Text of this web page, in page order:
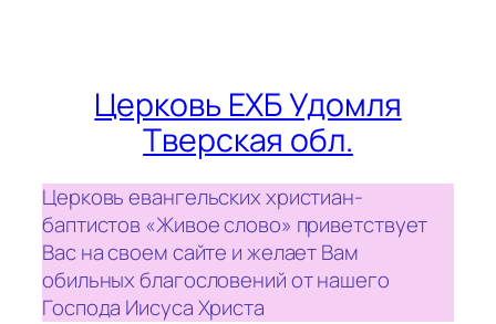
Церковь ЕХБ Удомля
Тверская обл.
Церковь евангельских христиан-
баптистов «Живое слово» приветствует
Вас на своем сайте и желает Вам
обильных благословений от нашего
Господа Иисуса Христа